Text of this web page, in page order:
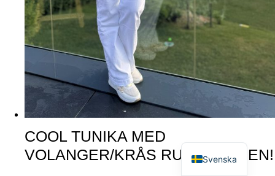
COOL TUNIKA MED
VOLANGER/KRÅS RUNT HALSEN!
Svenska